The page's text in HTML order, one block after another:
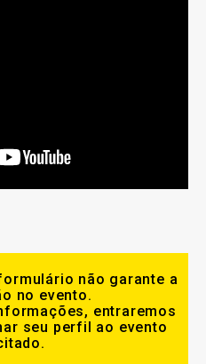
não garante a
no evento.
entraremos
seu perfil ao evento